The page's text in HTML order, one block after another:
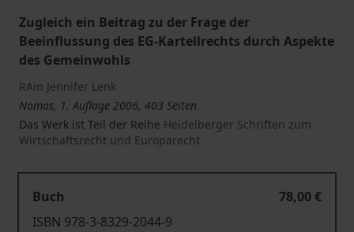
Zugleich ein Beitrag zu der Frage der
Beeinflussung des EG-Kartellrechts durch Aspekte
des Gemeinwohls
RAin Jennifer Lenk
Nomos, 1. Auflage 2006, 403 Seiten
Das Werk ist Teil der Reihe Heidelberger Schriften zum
Wirtschaftsrecht und Europarecht
Buch
78,00 €
ISBN 978-3-8329-2044-9